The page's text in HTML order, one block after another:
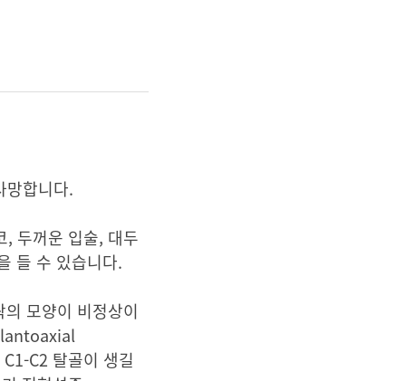
망합니다.
, 두꺼운 입술, 대두
들 수 있습니다.
모양이 비정상이
C2 탈골이 생길